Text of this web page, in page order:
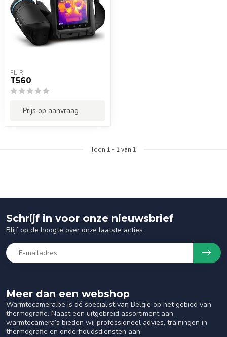
FLIR
T560
Prijs op aanvraag
Toon 1 - 1van 1
Meer dan een webshop
Warmtecamera.be is dé specialist van België op het gebied van
thermografie. Naast een uitgebreid assortiment aan
warmtecamera’s bieden wij professioneel advies, trainingen in
thermografie en onderhoudsdiensten aan.
Schrijf in voor onze nieuwsbrief
Blijf op de hoogte over onze laatste acties